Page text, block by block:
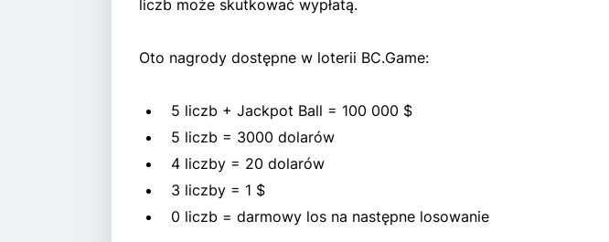
liczb może skutkować wypłatą.
Oto nagrody dostępne w loterii BC.Game:
5 liczb + Jackpot Ball = 100 000 $
5 liczb = 3000 dolarów
4 liczby = 20 dolarów
3 liczby = 1 $
0 liczb = darmowy los na następne losowanie